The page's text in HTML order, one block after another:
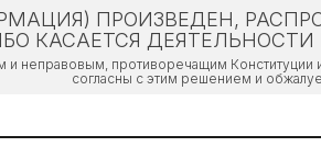
ПРОИЗВЕДЕН,
КАСАЕТСЯ
и неправовым, противоречащим
согласны с этим решением и